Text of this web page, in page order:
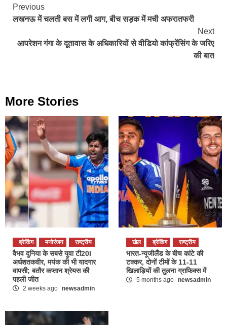
Continue
Reading
Previous
लखनऊ में चलती बस में लगी आग, बीच सड़क में मची अफरातफरी
Next
आपरेशन गंगा के दूतावास के अधिकारियों से वीडियो कांफ्रेंसिंग के जरिए
की बात
More Stories
ब्रेकिंग मनोरंजन राष्ट्रीय
वैभव दुनिया के सबसे युवा टी20I
अर्धशतकवीर, मयंक की भी यादगार
वापसी; बतौर कप्तान श्रेयस की
पहली जीत
2 weeks ago newsadmin
खेल ब्रेकिंग राष्ट्रीय
भारत-न्यूजीलैंड के बीच कांटे की
टक्कर, दोनों टीमों के 11-11
खिलाड़ियों की तुलना ग्राफिक्स में
5 months ago newsadmin